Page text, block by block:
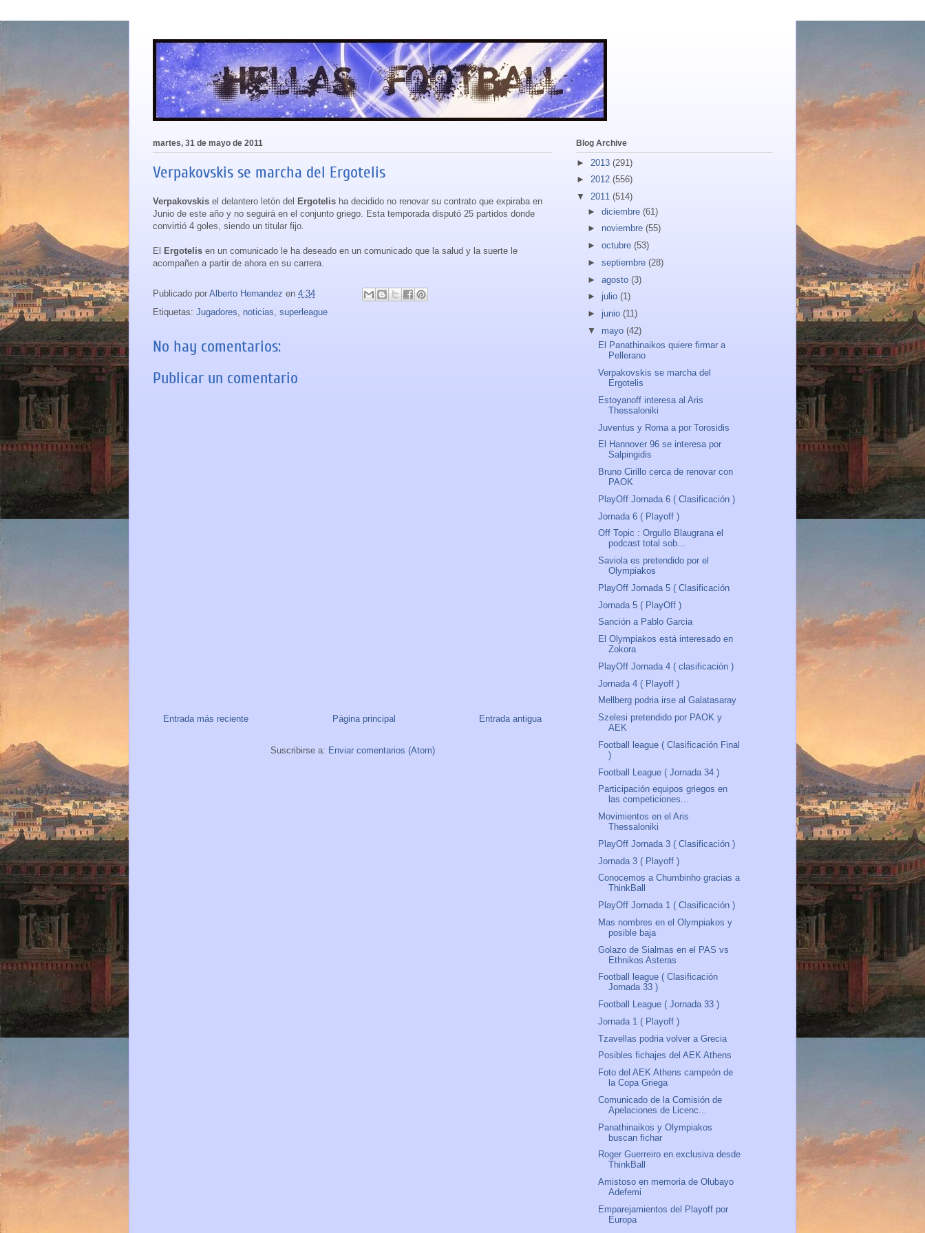
martes, 31 de mayo de 2011
Verpakovskis se marcha del Ergotelis
Verpakovskis el delantero letón del Ergotelis ha decidido no renovar su contrato que expiraba en
Junio de este año y no seguirá en el conjunto griego. Esta temporada disputó 25 partidos donde
convirtió 4 goles, siendo un titular fijo.
El Ergotelis en un comunicado le ha deseado en un comunicado que la salud y la suerte le
acompañen a partir de ahora en su carrera.
Publicado por Alberto Hernandez en 4:34
Etiquetas: Jugadores noticias superleague
No hay comentarios:
Publicar un comentario
Entrada más reciente Entrada antigua
Página principal
Suscribirse a: Enviar comentarios (Atom)
Blog Archive
► 2013 (291)
► 2012 (556)
▼ 2011 (514)
► diciembre (61)
► noviembre (55)
► octubre (53)
► septiembre (28)
► agosto (3)
► julio (1)
► junio (11)
▼ mayo (42)
El Panathinaikos quiere firmar a
Pellerano
Verpakovskis se marcha del
Ergotelis
Estoyanoff interesa al Aris
Thessaloniki
Juventus y Roma a por Torosidis
El Hannover 96 se interesa por
Salpingidis
Bruno Cirillo cerca de renovar con
PAOK
PlayOff Jornada 6 ( Clasificación )
Jornada 6 ( Playoff )
Off Topic : Orgullo Blaugrana el
podcast total sob...
Saviola es pretendido por el
Olympiakos
PlayOff Jornada 5 ( Clasificación
Jornada 5 ( PlayOff )
Sanción a Pablo Garcia
El Olympiakos está interesado en
Zokora
PlayOff Jornada 4 ( clasificación )
Jornada 4 ( Playoff )
Mellberg podria irse al Galatasaray
Szelesi pretendido por PAOK y
AEK
Football league ( Clasificación Final
)
Football League ( Jornada 34 )
Participación equipos griegos en
las competiciones...
Movimientos en el Aris
Thessaloniki
PlayOff Jornada 3 ( Clasificación )
Jornada 3 ( Playoff )
Conocemos a Chumbinho gracias a
ThinkBall
PlayOff Jornada 1 ( Clasificación )
Mas nombres en el Olympiakos y
posible baja
Golazo de Sialmas en el PAS vs
Ethnikos Asteras
Football league ( Clasificación
Jornada 33 )
Football League ( Jornada 33 )
Jornada 1 ( Playoff )
Tzavellas podria volver a Grecia
Posibles fichajes del AEK Athens
Foto del AEK Athens campeón de
la Copa Griega
Comunicado de la Comisión de
Apelaciones de Licenc...
Panathinaikos y Olympiakos
buscan fichar
Roger Guerreiro en exclusiva desde
ThinkBall
Amistoso en memoria de Olubayo
Adefemi
Emparejamientos del Playoff por
Europa